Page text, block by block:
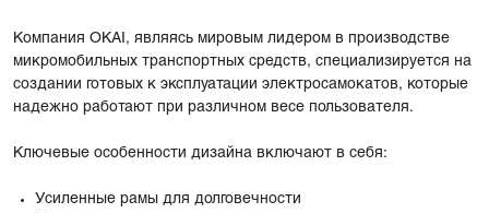
Компания OKAI, являясь мировым лидером в производстве
микромобильных транспортных средств, специализируется на
создании готовых к эксплуатации электросамокатов, которые
надежно работают при различном весе пользователя.
Ключевые особенности дизайна включают в себя:
Усиленные рамы для долговечности